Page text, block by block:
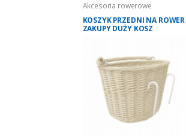
Akcesoria rowerowe
KOSZYK PRZEDNI NA ROWER
ZAKUPY DUŻY KOSZ